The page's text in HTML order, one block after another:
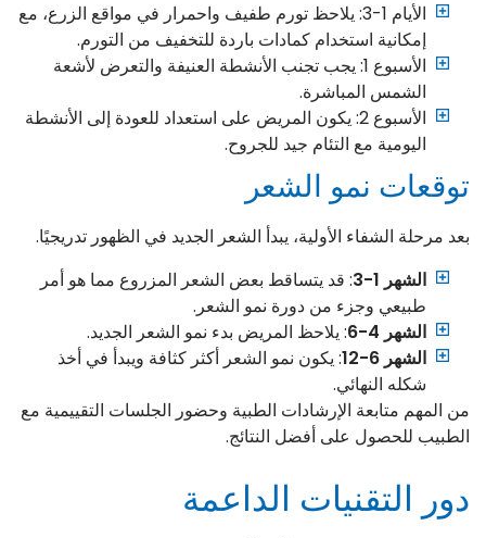
الأيام 1-3: يلاحظ تورم طفيف واحمرار في مواقع الزرع، مع
إمكانية استخدام كمادات باردة للتخفيف من التورم.
الأسبوع 1: يجب تجنب الأنشطة العنيفة والتعرض لأشعة
الشمس المباشرة.
الأسبوع 2: يكون المريض على استعداد للعودة إلى الأنشطة
اليومية مع التئام جيد للجروح.
توقعات نمو الشعر
بعد مرحلة الشفاء الأولية، يبدأ الشعر الجديد في الظهور تدريجيًا.
الشهر 1-3
: قد يتساقط بعض الشعر المزروع مما هو أمر
طبيعي وجزء من دورة نمو الشعر.
الشهر 4-6
: يلاحظ المريض بدء نمو الشعر الجديد.
الشهر 6-12
: يكون نمو الشعر أكثر كثافة ويبدأ في أخذ
شكله النهائي.
من المهم متابعة الإرشادات الطبية وحضور الجلسات التقييمية مع
الطبيب للحصول على أفضل النتائج.
دور التقنيات الداعمة